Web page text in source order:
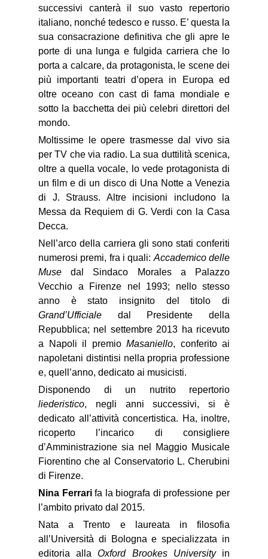
successivi canterà il suo vasto repertorio
italiano, nonché tedesco e russo. E’ questa la
sua consacrazione definitiva che gli apre le
porte di una lunga e fulgida carriera che lo
porta a calcare, da protagonista, le scene dei
più importanti teatri d’opera in Europa ed
oltre oceano con cast di fama mondiale e
sotto la bacchetta dei più celebri direttori del
mondo.
Moltissime le opere trasmesse dal vivo sia
per TV che via radio. La sua duttilità scenica,
oltre a quella vocale, lo vede protagonista di
un film e di un disco di Una Notte a Venezia
di J. Strauss. Altre incisioni includono la
Messa da Requiem di G. Verdi con la Casa
Decca.
Nell’arco della carriera gli sono stati conferiti
numerosi premi, fra i quali: Accademico delle
Muse dal Sindaco Morales a Palazzo
Vecchio a Firenze nel 1993; nello stesso
anno è stato insignito del titolo di
Grand’Ufficiale dal Presidente della
Repubblica; nel settembre 2013 ha ricevuto
a Napoli il premio Masaniello, conferito ai
napoletani distintisi nella propria professione
e, quell’anno, dedicato ai musicisti.
Disponendo di un nutrito repertorio
liederistico, negli anni successivi, si è
dedicato all’attività concertistica. Ha, inoltre,
ricoperto l’incarico di consigliere
d’Amministrazione sia nel Maggio Musicale
Fiorentino che al Conservatorio L. Cherubini
di Firenze.
Nina Ferrarifa la biografa di professione per
l’ambito privato dal 2015.
Nata a Trento e laureata in filosofia
all’Università di Bologna e specializzata in
editoria allaOxford Brookes Universityin